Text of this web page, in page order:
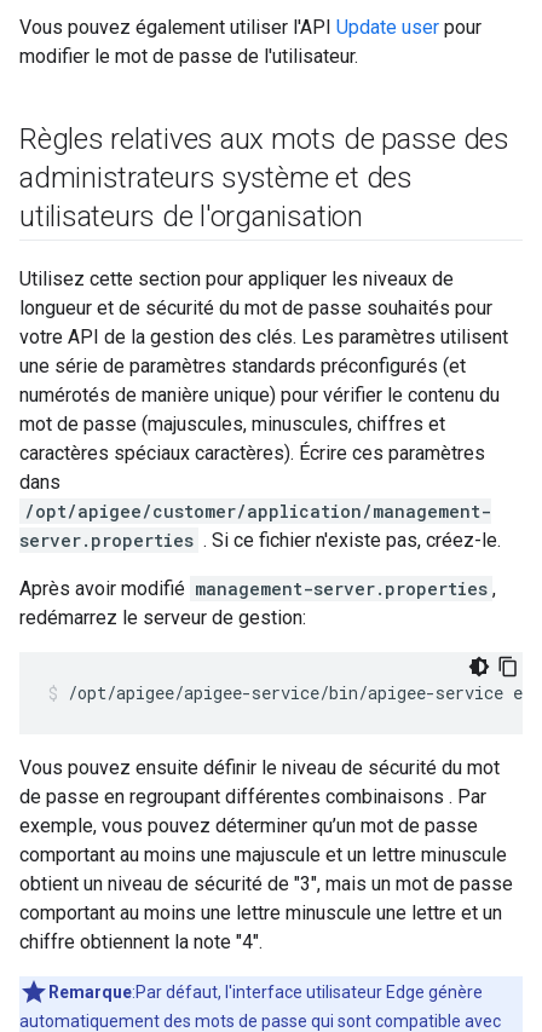
Vous pouvez également utiliser l'API Update user pour
modifier le mot de passe de l'utilisateur.
Règles relatives aux mots de passe des
administrateurs système et des
utilisateurs de l'organisation
Utilisez cette section pour appliquer les niveaux de
longueur et de sécurité du mot de passe souhaités pour
votre API de la gestion des clés. Les paramètres utilisent
une série de paramètres standards préconfigurés (et
numérotés de manière unique) pour vérifier le contenu du
mot de passe (majuscules, minuscules, chiffres et
caractères spéciaux caractères). Écrire ces paramètres
dans
/opt/apigee/customer/application/management-
server.properties . Si ce fichier n'existe pas, créez-le.
Après avoir modifié management-server.properties ,
redémarrez le serveur de gestion:
/opt/apigee/apigee-service/bin/apigee-service
Vous pouvez ensuite définir le niveau de sécurité du mot
de passe en regroupant différentes combinaisons . Par
exemple, vous pouvez déterminer qu’un mot de passe
comportant au moins une majuscule et un lettre minuscule
obtient un niveau de sécurité de "3", mais un mot de passe
comportant au moins une lettre minuscule une lettre et un
chiffre obtiennent la note "4".
Remarque:Par défaut, l'interface utilisateur Edge génère
automatiquement des mots de passe qui sont compatible avec